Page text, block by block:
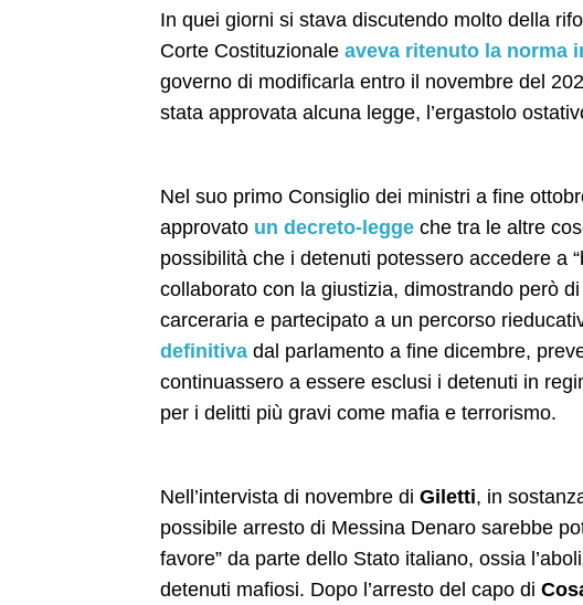
In quei giorni si stava discutendo molto della
Corte Costituzionale aveva ritenuto la norma
governo di modificarla entro il novembre del
stata approvata alcuna legge, l’ergastolo
Nel suo primo Consiglio dei ministri a fine
approvato un decreto-legge che tra le altre
possibilità che i detenuti potessero accedere a
collaborato con la giustizia, dimostrando però
carceraria e partecipato a un percorso
definitiva dal parlamento a fine dicembre,
continuassero a essere esclusi i detenuti in
per i delitti più gravi come mafia e terrorismo.
Nell’intervista di novembre di Giletti, in
possibile arresto di Messina Denaro sarebbe
favore” da parte dello Stato italiano, ossia
detenuti mafiosi. Dopo l’arresto del capo di